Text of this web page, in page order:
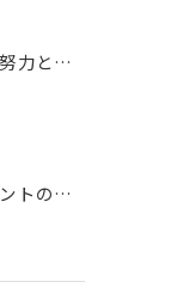
『根性、忍耐、努力という言葉は死語なのか』
経営コンサルタントのモーちゃん・毛利京申です。